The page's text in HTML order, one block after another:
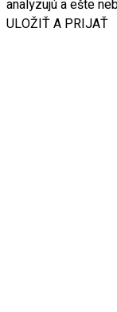
analyzujú a ešte
ULOŽIŤ A PRIJAŤ